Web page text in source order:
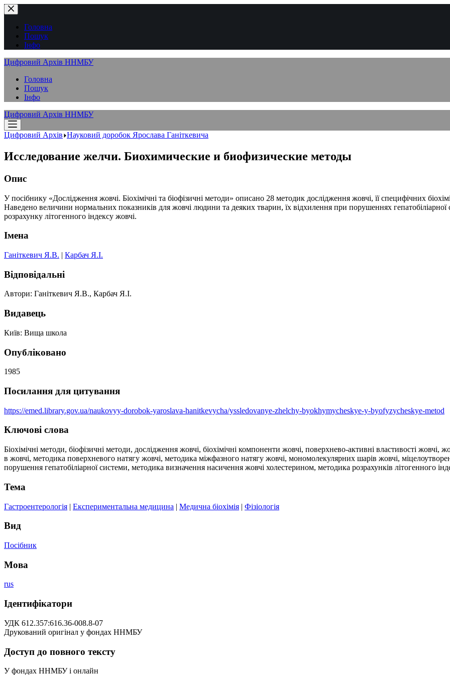
Перейти
до
вмістуГоловна
Пошук
Інфо
Цифровий Архів ННМБУ
Головна
Пошук
Інфо
Цифровий Архів ННМБУ
Цифровий Архів Науковий доробок Ярослава Ганіткевича
Исследование желчи. Биохимические и биофизические методы
Опис
У посібнику «Дослідження жовчі. Біохімічні та біофізичні методи» описано 28 методик дослідження жовчі, її специфічних
Наведено величини нормальних показників для жовчі людини та деяких тварин, їх відхилення при порушеннях
розрахунку літогенного індексу жовчі.
Імена
Ганіткевич Я.В. | Карбач Я.І.
Відповідальні
Автори: Ганіткевич Я.В., Карбач Я.І.
Видавець
Київ: Вища школа
Опубліковано
1985
Посилання для цитування
https://emed.library.gov.ua/naukovyy-dorobok-yaroslava-hanitkevycha/yssledovanye-zhelchy-byokhymycheskye-y-byofyzycheskye-metod
Ключові слова
Біохімічні методи, біофізичні методи, дослідження жовчі, біохімічні компоненти жовчі, поверхнево-активні властивості
в жовчі, методика поверхневого натягу жовчі, методика міжфазного натягу жовчі, мономолекулярних шарів жовчі,
порушення гепатобіліарної системи, методика визначення насичення жовчі холестерином, методика розрахунків літогенного
Тема
Гастроентерологія | Експериментальна медицина | Медична біохімія | Фізіологія
Вид
Посібник
Мова
rus
Ідентифікатори
УДК 612.357:616.36-008.8-07
Друкований оригінал у фондах ННМБУ
Доступ до повного тексту
У фондах ННМБУ і онлайн